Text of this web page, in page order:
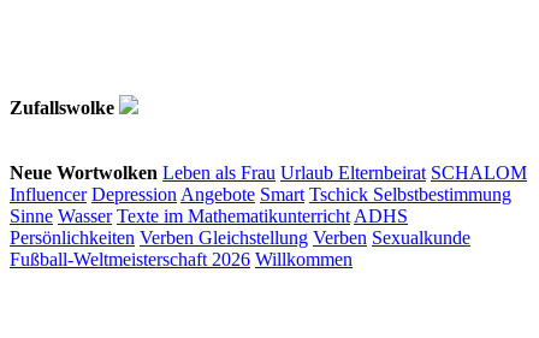
Zufallswolke
Neue Wortwolken Leben als Frau Urlaub Elternbeirat SCHALOM
Influencer Depression Angebote Smart Tschick Selbstbestimmung
Sinne Wasser Texte im Mathematikunterricht ADHS
Persönlichkeiten Verben Gleichstellung Verben Sexualkunde
Fußball-Weltmeisterschaft 2026 Willkommen